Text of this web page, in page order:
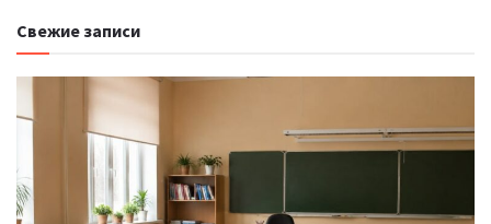
Свежие записи